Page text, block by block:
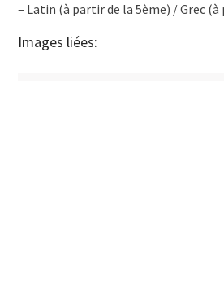
– Latin (à partir de la 5ème) / Grec (à
Images liées: